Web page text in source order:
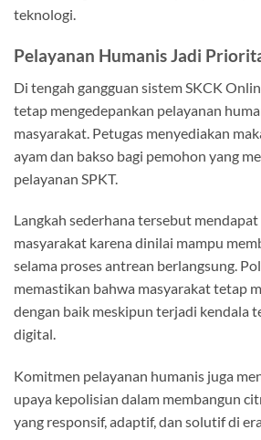
teknologi.
Pelayanan Humanis Jadi
Di tengah gangguan sistem SKCK
tetap mengedepankan pelayanan
masyarakat. Petugas menyediakan
ayam dan bakso bagi pemohon yang
pelayanan SPKT.
Langkah sederhana tersebut
masyarakat karena dinilai mampu
selama proses antrean berlangsung.
memastikan bahwa masyarakat tetap
dengan baik meskipun terjadi kendala
digital.
Komitmen pelayanan humanis juga
upaya kepolisian dalam membangun
yang responsif, adaptif, dan solutif di